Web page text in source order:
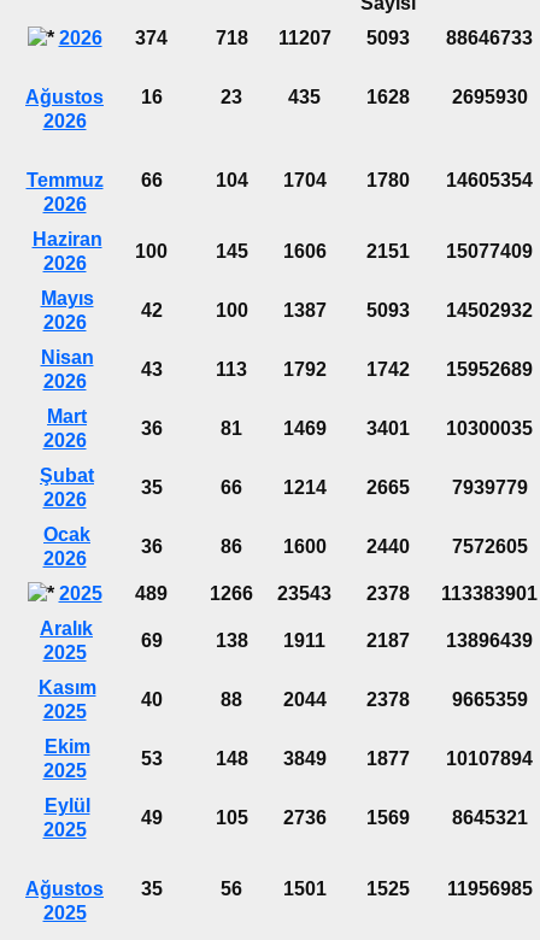
2026 374 718 11207 5093 88646733
Ağustos
2026
16 23 435 1628 2695930
Temmuz
2026
66 104 1704 1780 14605354
Haziran
2026
100 145 1606 2151 15077409
Mayıs
2026
42 100 1387 5093 14502932
Nisan
2026
43 113 1792 1742 15952689
Mart
2026
36 81 1469 3401 10300035
Şubat
2026
35 66 1214 2665 7939779
Ocak
2026
36 86 1600 2440 7572605
2025 489 1266 23543 2378
113383901
Aralık
2025
69 138 1911 2187 13896439
Kasım
2025
40 88 2044 2378 9665359
Ekim
2025
53 148 3849 1877 10107894
Eylül
2025
49 105 2736 1569 8645321
Ağustos
2025
35 56 1501 1525 11956985